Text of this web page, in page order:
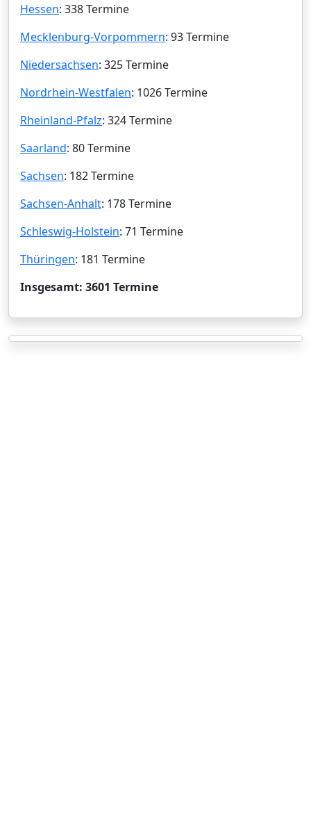
Hessen: 338 Termine
Mecklenburg-Vorpommern: 93 Termine
Niedersachsen: 325 Termine
Nordrhein-Westfalen: 1026 Termine
Rheinland-Pfalz: 324 Termine
Saarland: 80 Termine
Sachsen: 182 Termine
Sachsen-Anhalt: 178 Termine
Schleswig-Holstein: 71 Termine
Thüringen: 181 Termine
Insgesamt: 3601 Termine